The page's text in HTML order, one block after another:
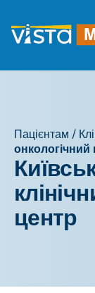
змісту
Пацієнтам /
онкологічний
центр